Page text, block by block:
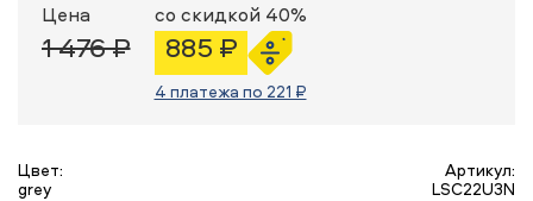
Цена
1 476 ₽
со скидкой 40%
885 ₽
4 платежа по 221 ₽
Цвет:
grey
Артикул:
LSC22U3N